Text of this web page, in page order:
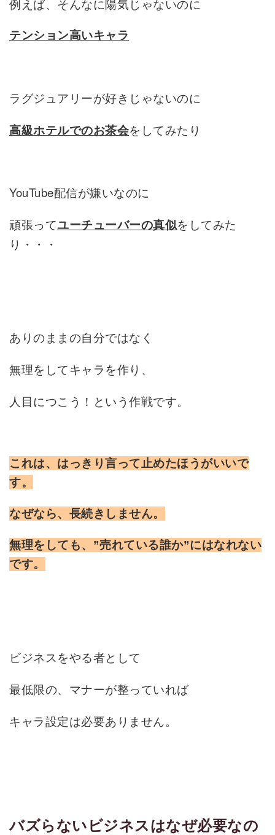
例えば、そんなに陽気じゃないのに
テンション高いキャラ
ラグジュアリーが好きじゃないのに
高級ホテルでのお茶会をしてみたり
YouTube配信が嫌いなのに
頑張ってユーチューバーの真似をしてみた
り・・・
ありのままの自分ではなく
無理をしてキャラを作り、
人目につこう！という作戦です。
これは、はっきり言って止めたほうがいいで
す。
なぜなら、長続きしません。
無理をしても、”売れている誰か”にはなれない
です。
ビジネスをやる者として
最低限の、マナーが整っていれば
キャラ設定は必要ありません。
バズらないビジネスはなぜ必要なの